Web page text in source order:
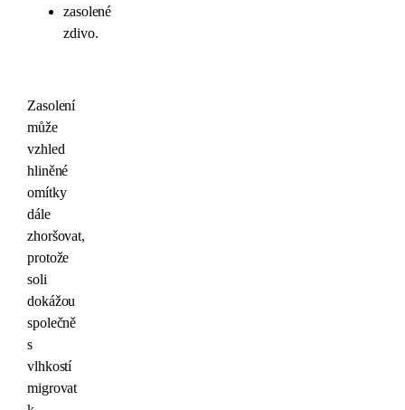
zasolené
zdivo.
Zasolení
může
vzhled
hliněné
omítky
dále
zhoršovat,
protože
soli
dokážou
společně
s
vlhkostí
migrovat